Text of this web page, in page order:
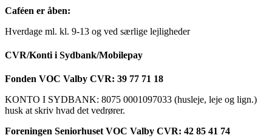
Caféen er åben:
Hverdage ml. kl. 9-13 og ved særlige lejligheder
CVR/Konti i Sydbank/Mobilepay
Fonden VOC Valby CVR: 39 77 71 18
KONTO I SYDBANK: 8075 0001097033 (husleje, leje og lign.)
husk at skriv hvad det vedrører.
Foreningen Seniorhuset VOC Valby CVR: 42 85 41 74